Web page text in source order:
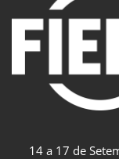
14 a 17 de